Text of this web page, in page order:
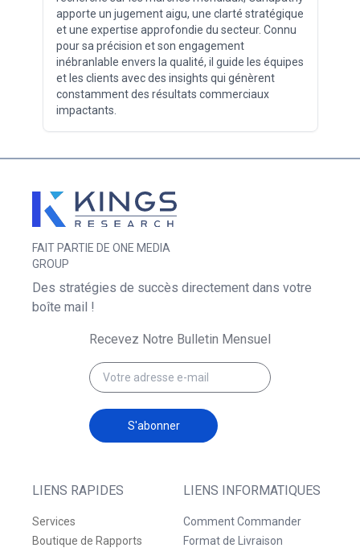
apporte un jugement aigu, une clarté stratégique
et une expertise approfondie du secteur. Connu
pour sa précision et son engagement
inébranlable envers la qualité, il guide les équipes
et les clients avec des insights qui génèrent
constamment des résultats commerciaux
impactants.
FAIT PARTIE DE ONE MEDIA
GROUP
LIENS RAPIDES
Services
Boutique de Rapports
LIENS INFORMATIQUES
Comment Commander
Format de Livraison
Des stratégies de succès directement dans votre
boîte mail !
Recevez Notre Bulletin Mensuel
S'abonner